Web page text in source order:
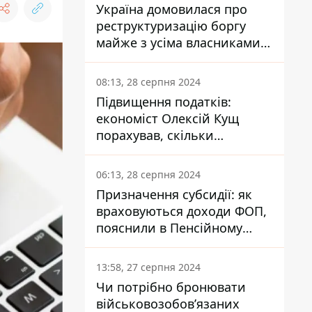
Україна домовилася про
реструктуризацію боргу
майже з усіма власниками
єврооблігацій: що це
означає для країни
08:13, 28 серпня 2024
Підвищення податків:
економіст Олексій Кущ
порахував, скільки
заплатить кожен українець
06:13, 28 серпня 2024
Призначення субсидії: як
враховуються доходи ФОП,
пояснили в Пенсійному
фонді
13:58, 27 серпня 2024
Чи потрібно бронювати
військовозобов’язаних